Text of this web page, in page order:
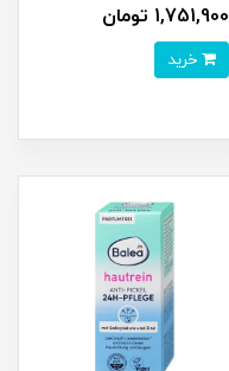
1,751,900 تومان